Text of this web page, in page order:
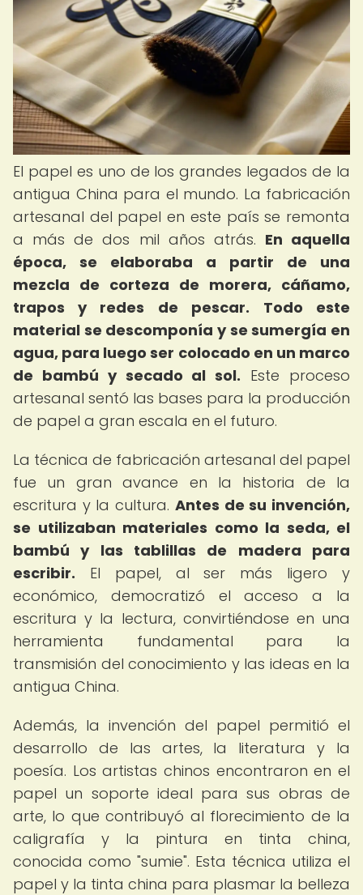
El papel es uno de los grandes legados de la
antigua China para el mundo. La fabricación
artesanal del papel en este país se remonta
a más de dos mil años atrás. En aquella
época, se elaboraba a partir de una
mezcla de corteza de morera, cáñamo,
trapos y redes de pescar.
Todo este
material se descomponía y se sumergía en
agua, para luego ser colocado en un marco
de bambú y secado al sol. Este proceso
artesanal sentó las bases para la producción
de papel a gran escala en el futuro.
La técnica de fabricación artesanal del papel
fue un gran avance en la historia de la
escritura y la cultura. Antes de su invención,
se utilizaban materiales como la seda, el
bambú y las tablillas de madera para
escribir. El papel, al ser más ligero y
económico, democratizó el acceso a la
escritura y la lectura, convirtiéndose en una
herramienta fundamental para la
transmisión del conocimiento y las ideas en la
antigua China.
Además, la invención del papel permitió el
desarrollo de las artes, la literatura y la
poesía. Los artistas chinos encontraron en el
papel un soporte ideal para sus obras de
arte, lo que contribuyó al florecimiento de la
caligrafía y la pintura en tinta china,
conocida como "sumie". Esta técnica utiliza el
papel y la tinta china para plasmar la belleza